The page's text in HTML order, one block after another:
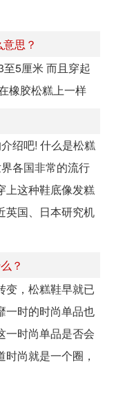
思？
5厘米 而且穿起
橡胶松糕上一样
绍吧! 什么是松糕
各国非常的流行
上这种鞋底像发糕
英国、日本研究机
？
变，松糕鞋早就已
一时的时尚单品也
一时尚单品是否会
尚就是一个圈，